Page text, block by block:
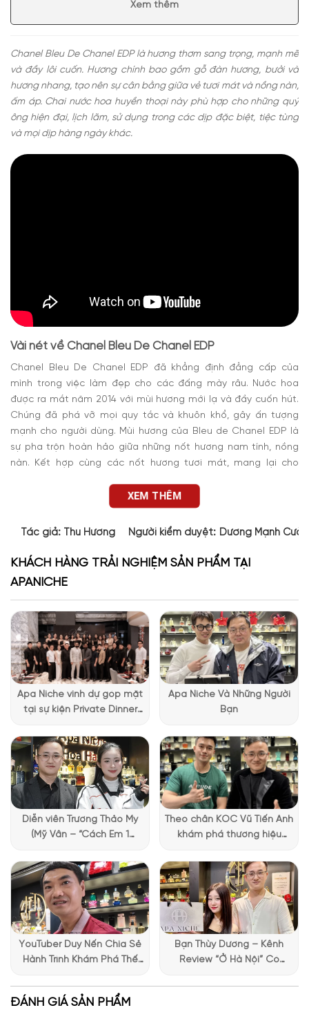
Có nên mua nước hoa nam Chanel Bleu De Chanel
Xem thêm
Chanel Bleu De Chanel EDP là hương thơm sang trọng, mạnh mẽ
và đầy lôi cuốn. Hương chính bao gồm gỗ đàn hương, bưởi và
hương nhang, tạo nên sự cân bằng giữa vẻ tươi mát và nồng nàn,
ấm áp. Chai nước hoa huyền thoại này phù hợp cho những quý
ông hiện đại, lịch lãm, sử dụng trong các dịp đặc biệt, tiệc tùng
và mọi dịp hàng ngày khác.
Vài nét về Chanel Bleu De Chanel EDP
Chanel Bleu De Chanel EDP đã khẳng định đẳng cấp của
mình trong việc làm đẹp cho các đấng mày râu. Nước hoa
được ra mắt năm 2014 với mùi hương mới lạ và đầy cuốn hút.
Chúng đã phá vỡ mọi quy tắc và khuôn khổ, gây ấn tượng
mạnh cho người dùng. Mùi hương của Bleu de Chanel EDP là
sự pha trộn hoàn hảo giữa những nốt hương nam tính, nồng
nàn. Kết hợp cùng các nốt hương tươi mát, mang lại cho
Thiết kế chai nước hoa Bleu De Chanel Eau De Parfum
Chanel Bleu EDP là chainước hoa Chanel chính hãngđược
thiết kế với tinh thần đơn giản và thanh lịch. Vỏ chai được làm
từ kim loại bóng loáng, với logo Chanel được khắc nổi bật
trên bề mặt chai. Vẻ ngoài tạo nên một vẻ ngoài sang trọng
và đẳng cấp. Màu xanh đen trên chiếc áo chai tạo nên sự
vẫn rất tinh tế, cho thấy đẳng cấp và chất lượng thương hiệu
XEM THÊM
Tác giả: Thu Hương Người kiểm duyệt: Dương Mạnh
KHÁCH HÀNG TRẢI NGHIỆM SẢN PHẨM TẠI
APANICHE
Apa Niche vinh dự góp mặt
tại sự kiện Private Dinner
Vietnam
Apa Niche Và Những Người
Bạn
Diễn viên Trương Thảo My
(Mỹ Vân – “Cách Em 1
chia sẻ trải nghiệm chọn
nước hoa đầy thú vị
Theo chân KOC Vũ Tiến Anh
khám phá thương hiệu
YouTuber Duy Nến Chia Sẻ
Hành Trình Khám Phá Thế
Bạn Thùy Dương – Kênh
Review “Ở Hà Nội” Có
ĐÁNH GIÁ SẢN PHẨM